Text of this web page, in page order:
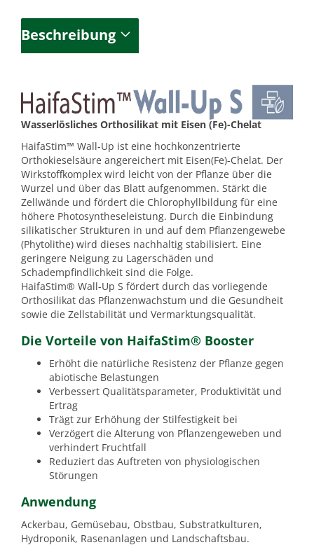
Beschreibung
Wasserlösliches Orthosilikat mit Eisen (Fe)-Chelat
HaifaStim™ Wall-Up ist eine hochkonzentrierte
Orthokieselsäure angereichert mit Eisen(Fe)-Chelat. Der
Wirkstoffkomplex wird leicht von der Pflanze über die
Wurzel und über das Blatt aufgenommen. Stärkt die
Zellwände und fördert die Chlorophyllbildung für eine
höhere Photosyntheseleistung. Durch die Einbindung
silikatischer Strukturen in und auf dem Pflanzengewebe
(Phytolithe) wird dieses nachhaltig stabilisiert. Eine
geringere Neigung zu Lagerschäden und
Schadempfindlichkeit sind die Folge.
HaifaStim® Wall-Up S fördert durch das vorliegende
Orthosilikat das Pflanzenwachstum und die Gesundheit
sowie die Zellstabilität und Vermarktungsqualität.
Die Vorteile von HaifaStim® Booster
Erhöht die natürliche Resistenz der Pflanze gegen
abiotische Belastungen
Verbessert Qualitätsparameter, Produktivität und
Ertrag
Trägt zur Erhöhung der Stilfestigkeit bei
Verzögert die Alterung von Pflanzengeweben und
verhindert Fruchtfall
Reduziert das Auftreten von physiologischen
Störungen
Anwendung
Ackerbau, Gemüsebau, Obstbau, Substratkulturen,
Hydroponik, Rasenanlagen und Landschaftsbau.